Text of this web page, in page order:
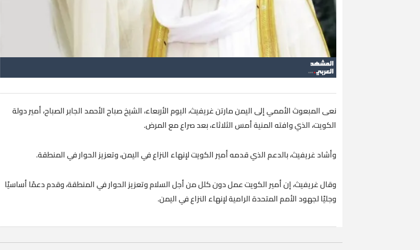
نعى المبعوث الأممي إلى اليمن مارتن غريفيث، اليوم الأربعاء، الشيخ صباح الأحمد الجابر الصباح، أمير دولة
الكويت، الذي وافته المنية أمس الثلاثاء، بعد صراع مع المرض.
وأشاد غريفيث، بالدعم الذي قدمه أمير الكويت لإنهاء النزاع في اليمن، وتعزيز الحوار في المنطقة.
وقال غريفيث، إن أمير الكويت عمل دون كلل من أجل السلام وتعزيز الحوار في المنطقة، وقدم دعمًا أساسيًا
وجليًا لجهود الأمم المتحدة الرامية لإنهاء النزاع في اليمن.